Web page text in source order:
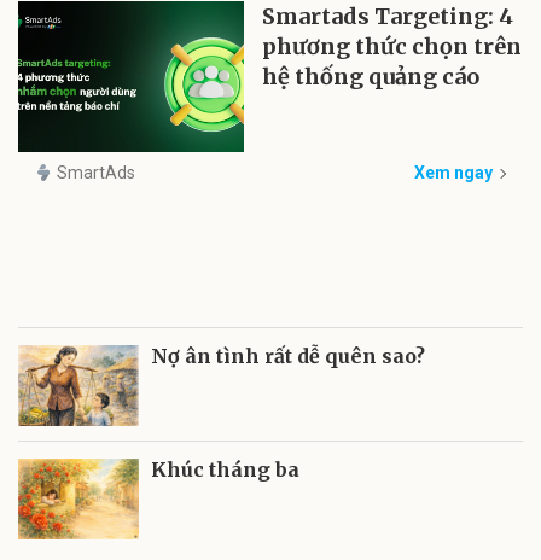
Smartads Targeting: 4
phương thức chọn trên
hệ thống quảng cáo
SmartAds Xem ngay
Nợ ân tình rất dễ quên sao?
Khúc tháng ba